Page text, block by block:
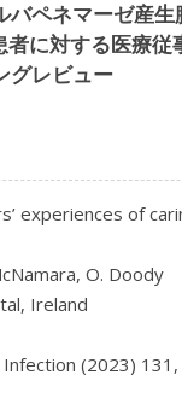
バペネマーゼ産
者に対する医療従
グレビュー
experiences of
O. Doody
Ireland
Infection (2023)